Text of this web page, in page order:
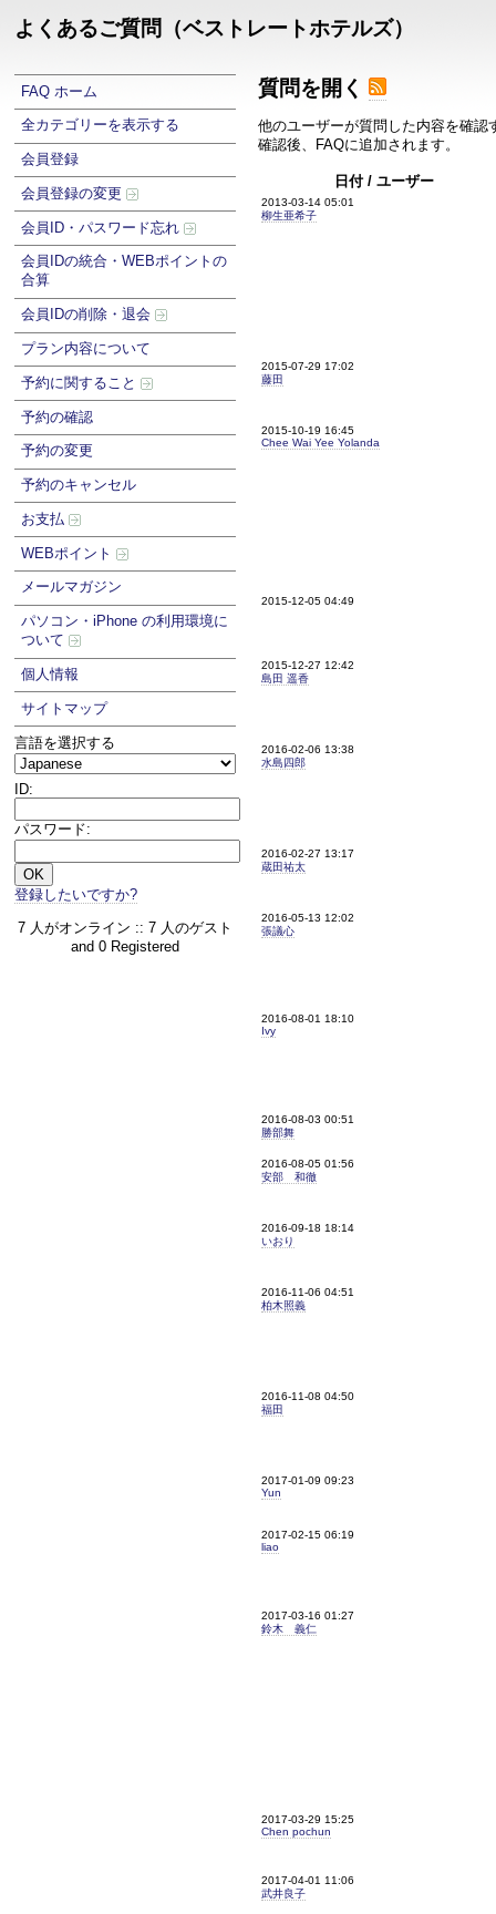
よくあるご質問（ベストレートホテルズ）
FAQ ホーム
全カテゴリーを表示する
会員登録
会員登録の変更
会員ID・パスワード忘れ
会員IDの統合・WEBポイントの
合算
会員IDの削除・退会
プラン内容について
予約に関すること
予約の確認
予約の変更
予約のキャンセル
お支払
WEBポイント
メールマガジン
パソコン・iPhone の利用環境に
ついて
個人情報
サイトマップ
言語を選択する
ID:
パスワード:
登録したいですか?
7 人がオンライン :: 7 人のゲスト
and 0 Registered
質問を開く
他のユーザーが質問した内容を確
確認後、FAQに追加されます。
日付 / ユーザー
2013-03-14 05:01
柳生亜希子
2015-07-29 17:02
藤田
2015-10-19 16:45
Chee Wai Yee Yolanda
2015-12-05 04:49
2015-12-27 12:42
島田 遥香
2016-02-06 13:38
水島四郎
2016-02-27 13:17
蔵田祐太
2016-05-13 12:02
張議心
2016-08-01 18:10
Ivy
2016-08-03 00:51
勝部舞
2016-08-05 01:56
安部 和徹
2016-09-18 18:14
いおり
2016-11-06 04:51
柏木照義
2016-11-08 04:50
福田
2017-01-09 09:23
Yun
2017-02-15 06:19
liao
2017-03-16 01:27
鈴木 義仁
2017-03-29 15:25
Chen pochun
2017-04-01 11:06
武井良子